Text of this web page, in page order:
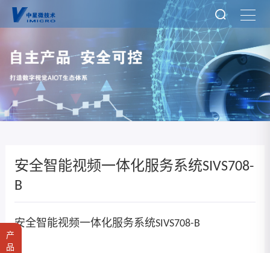
产
品
安全智能视频一体化服务系统SIVS708-
B
安全智能视频一体化服务系统SIVS708-B